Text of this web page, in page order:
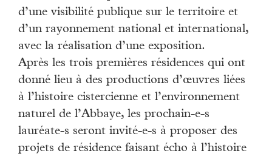
d’une visibilité publique sur le territoire et
d’un rayonnement national et international,
avec la réalisation d’une exposition.
Après les trois premières résidences qui ont
donné lieu à des productions d’œuvres liées
à l’histoire cistercienne et l’environnement
naturel de l’Abbaye, les prochain-e-s
lauréate-s seront invité-e-s à proposer des
projets de résidence faisant écho à l’histoire